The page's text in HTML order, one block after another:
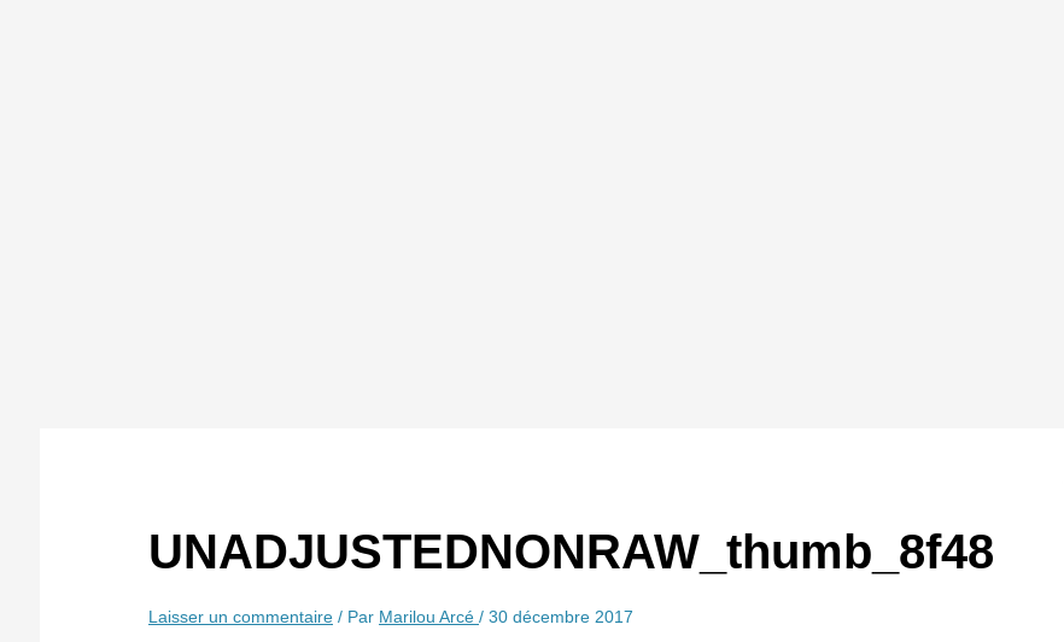
UNADJUSTEDNONRAW_thumb_8f48
Laisser un commentaire / Par Marilou Arcé / 30 décembre 2017